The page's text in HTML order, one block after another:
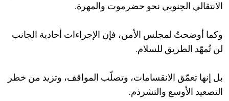
الانتقالي الجنوبي نحو حضرموت والمهرة.
وكما أوضحتُ لمجلس الأمن، فإن الإجراءات أحادية الجانب
لن تُمهّد الطريق للسلام.
بل إنها تعمّق الانقسامات، وتصلّب المواقف، وتزيد من خطر
التصعيد الأوسع والتشرذم.